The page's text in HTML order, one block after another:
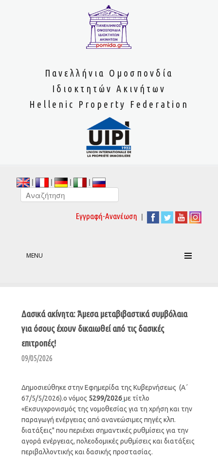
Πανελλήνια Ομοσπονδία
Ιδιοκτητών Ακινήτων
Hellenic Property Federation
| | | |
Εγγραφή-Ανανέωση |
MENU
Δασικά ακίνητα: Άμεσα μεταβιβαστικά συμβόλαια
για όσους έχουν δικαιωθεί από τις δασικές
επιτροπές!
09/05/2026
Δημοσιεύθηκε στην Εφημερίδα της Κυβερνήσεως (Α΄
67/5/5/2026).ο νόμος 5299/2026 με τίτλο
«Εκσυγχρονισμός της νομοθεσίας για τη χρήση και την
παραγωγή ενέργειας από ανανεώσιμες πηγές κλπ.
διατάξεις" που περιέχει σημαντικές ρυθμίσεις για την
αγορά ενέργειας, πολεοδομικές ρυθμίσεις και διατάξεις
περιβαλλοντικής και δασικής προστασίας.